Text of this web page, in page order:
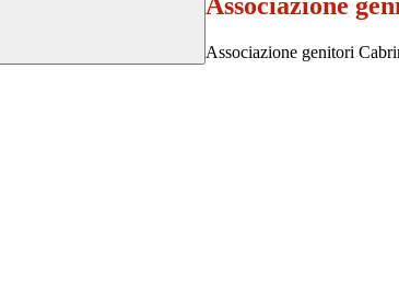
Associazione
Associazione genitori